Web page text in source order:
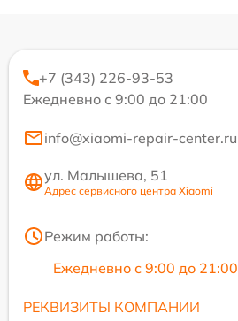
+7 (343) 226-93-53
Ежедневно с 9:00 до 21:00
info@xiaomi-repair-center.ru
ул. Малышева, 51
Адрес сервисного центра Xiaomi
Режим работы:
Ежедневно с 9:00 до 21:00
РЕКВИЗИТЫ КОМПАНИИ